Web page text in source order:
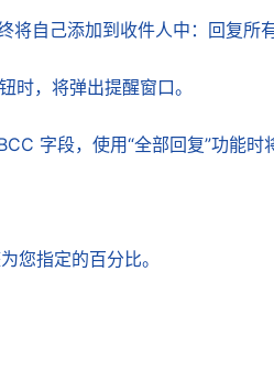
将自己添加到收件人中：回复所
时，将弹出提醒窗口。
字段，使用“全部回复”功能时
您指定的百分比。